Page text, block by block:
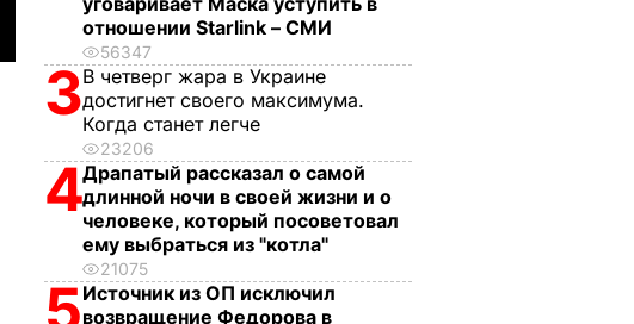
отношении Starlink – СМИ
56347
3В четверг жара в Украине
достигнет своего максимума.
Когда станет легче
23206
4Драпатый рассказал о самой
длинной ночи в своей жизни и о
человеке, который посоветовал
ему выбраться из "котла"
21075
5Источник из ОП исключил
возвращение Федорова в